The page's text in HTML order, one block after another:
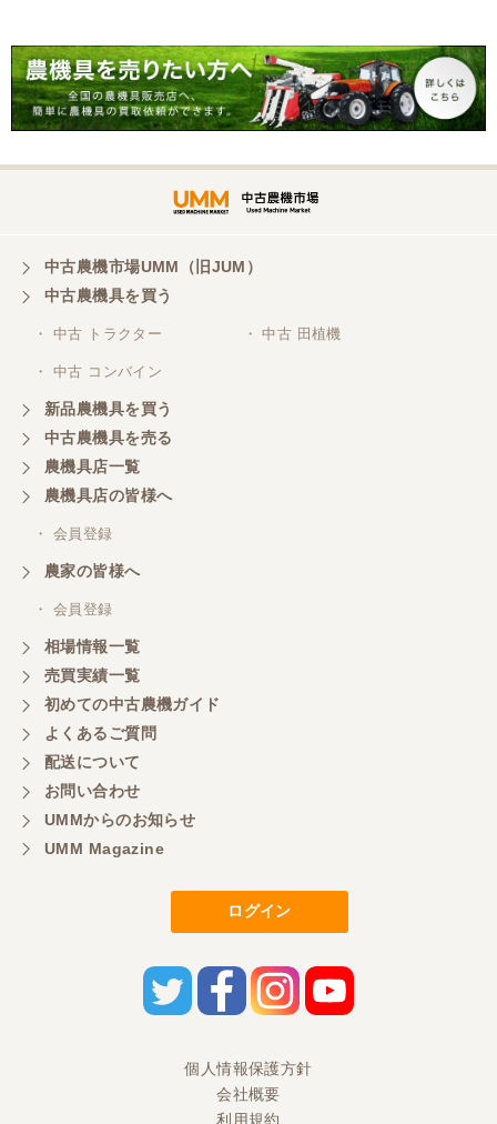
中古農機市場UMM（旧JUM）
中古農機具を買う
・ 中古 トラクター ・ 中古 田植機
・ 中古 コンバイン
新品農機具を買う
中古農機具を売る
農機具店一覧
農機具店の皆様へ
・ 会員登録
農家の皆様へ
・ 会員登録
相場情報一覧
売買実績一覧
初めての中古農機ガイド
よくあるご質問
配送について
お問い合わせ
UMMからのお知らせ
UMM Magazine
ログイン
個人情報保護方針
会社概要
利用規約